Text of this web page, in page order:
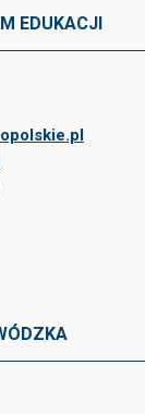
EDUKACJI